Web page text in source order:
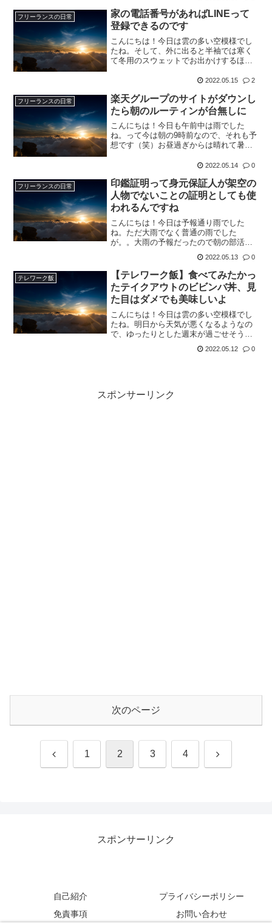
れた味ですね。何気に↑...
フリーランスの日常
家の電話番号があればLINEって
登録できるのです
こんにちは！今日は雲の多い空模様でし
たね。そして、外に出ると半袖では寒く
て冬用のスウェットでお出かけするほど
ブレット。目的はスタディーサプリと
がないと使えないで...
2022.05.15 2
フリーランスの日常
楽天グループのサイトがダウンし
たら朝のルーティンが台無しに
こんにちは！今日も午前中は雨でした
ね。って今は朝の9時前なので、それも予
想です（笑）お昼過ぎからは晴れて暑く
には朝のルーティンがあります。ご飯食
天市場』のアプリを使っ...
2022.05.14 0
フリーランスの日常
印鑑証明って身元保証人が架空の
人物でないことの証明としても使
われるんですね
こんにちは！今日は予報通り雨でした
ね。ただ大雨でなく普通の雨でした
が。。大雨の予報だったので朝の部活が
は優しいですね。。さて、マイナンバー
カード持ってますか！？昨年かな、5000
円貰えるって言うので、貰え...
2022.05.13 0
テレワーク飯
【テレワーク飯】食べてみたかっ
たテイクアウトのビビンバ丼、見
た目はダメでも美味しいよ
こんにちは！今日は雲の多い空模様でし
たね。明日から天気が悪くなるようなの
で、ゆったりとした週末が過ごせそうで
行ったため、昨日はお休みでした。する
2022.05.12 0
スポンサーリンク
次のページ
前 1 2 3 4 次
スポンサーリンク
自己紹介
プライバシーポリシー
免責事項
お問い合わせ